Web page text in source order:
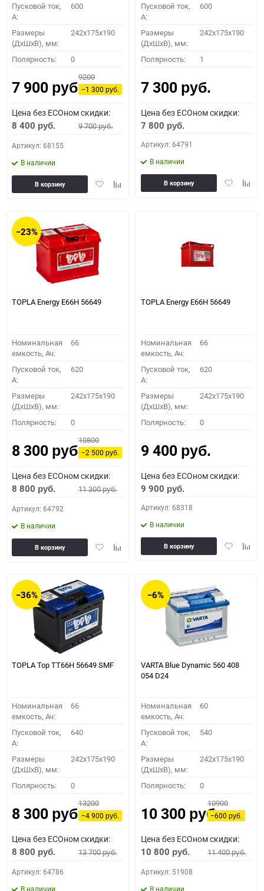
Пусковой ток,
A:
600
Размеры
(ДхШхВ), мм:
242x175x190
Полярность: 0
7 900 руб.
9200
−1 300руб.
Цена без ECOном скидки:
8 400 руб. 9 700руб.
Артикул: 68155
В наличии
ДобавитьДобавить
В корзину
Пусковой ток,
A:
600
Размеры
(ДхШхВ), мм:
242x175x190
Полярность: 1
7 300 руб.
Цена без ECOном скидки:
7 800 руб.
Артикул: 64791
В наличии
Добавить
В корзину
−23%
TOPLA Energy E66H 56649
Номинальная
емкость, Ач:
66
Пусковой ток,
A:
620
Размеры
(ДхШхВ), мм:
242x175x190
Полярность: 0
8 300 руб.
10800
−2 500руб.
Цена без ECOном скидки:
8 800 руб. 11 300руб.
Артикул: 64792
В наличии
ДобавитьДобавить
В корзину
TOPLA Energy E66H 56649
Номинальная
емкость, Ач:
66
Пусковой ток,
A:
620
Размеры
(ДхШхВ), мм:
242x175x190
Полярность: 0
9 400 руб.
Цена без ECOном скидки:
9 900 руб.
Артикул: 68318
В наличии
Добавить
В корзину
−36%
TOPLA Top TT66H 56649 SMF
Номинальная
емкость, Ач:
66
Пусковой ток,
A:
640
Размеры
(ДхШхВ), мм:
242x175x190
Полярность: 0
8 300 руб.
13200
−4 900руб.
Цена без ECOном скидки:
8 800 руб. 13 700руб.
Артикул: 64786
В наличии
−6%
VARTA Blue Dynamic 560 408
054 D24
Номинальная
емкость, Ач:
60
Пусковой ток,
A:
540
Размеры
(ДхШхВ), мм:
242x175x190
Полярность: 0
10 300 руб.
10900
−600руб.
Цена без ECOном скидки:
10 800 руб. 11 400руб.
Артикул: 51908
В наличии